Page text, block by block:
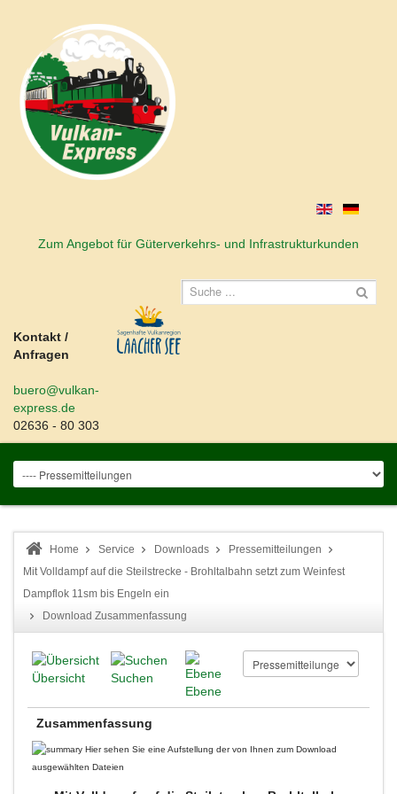
Zum Angebot für Güterverkehrs- und Infrastrukturkunden
Kontakt /
Anfragen
buero@vulkan-
express.de
02636 - 80 303
Home Service Downloads
Pressemitteilungen
Mit Volldampf auf die Steilstrecke - Brohltalbahn setzt zum Weinfest
Dampflok 11sm bis Engeln ein
Download Zusammenfassung
Übersicht
Suchen
Ebene
Zusammenfassung
Hier sehen Sie eine Aufstellung der von Ihnen zum Download
ausgewählten Dateien